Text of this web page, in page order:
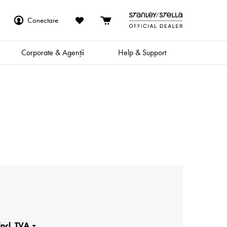
Conectare
Corporate & Agenții Help & Support